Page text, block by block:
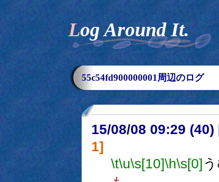
Log Around It.
55c54fd900000001周辺のログ
15/08/08 09:29 (40)
1]
\t\u\s[10]\h\s[0]